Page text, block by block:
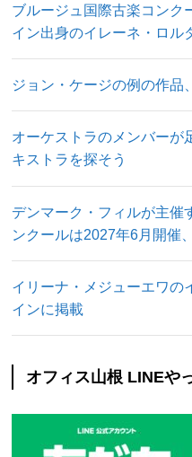
ブルージュ国際古楽コンク
イン出身のイレーネ・ロル
ジョン・ケージの例の作品
オーケストラのメンバーが
キストラを探そう
デンマーク・フィルが主催
ンクールは2027年6月開催
イリーナ・メジューエワの
インに掲載
オフィス山根 LINEや